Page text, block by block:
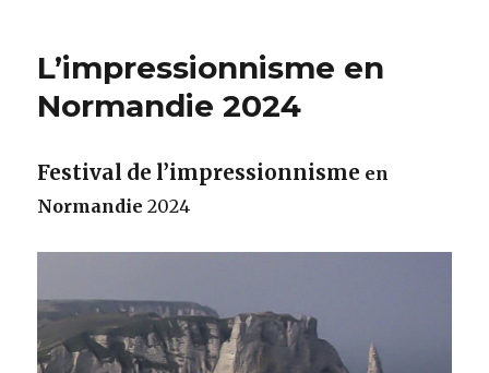
L’impressionnisme en
Normandie 2024
Festival de l’impressionnisme en
Normandie 2024